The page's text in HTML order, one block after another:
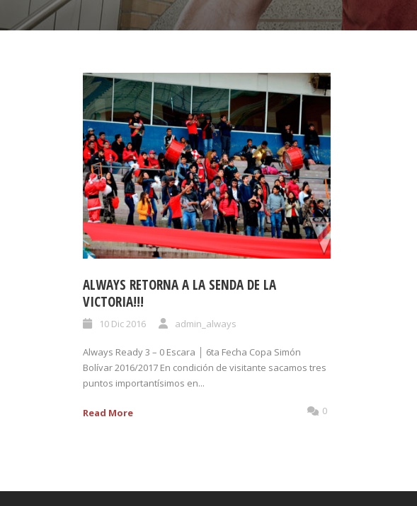
ALWAYS RETORNA A LA SENDA DE LA
VICTORIA!!!
10 Dic 2016 admin_always
Always Ready 3 – 0 Escara │ 6ta Fecha Copa Simón
Bolívar 2016/2017 En condición de visitante sacamos tres
puntos importantísimos en...
Read More 0